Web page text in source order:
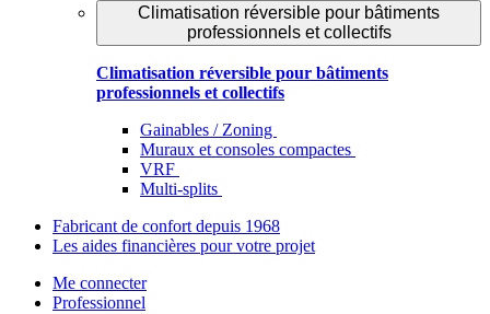
Climatisation réversible pour bâtiments
professionnels et collectifs
Climatisation réversible pour bâtiments
professionnels et collectifs
Gainables / Zoning
Muraux et consoles compactes
VRF
Multi-splits
Fabricant de confort depuis 1968
Les aides financières pour votre projet
Me connecter
Professionnel